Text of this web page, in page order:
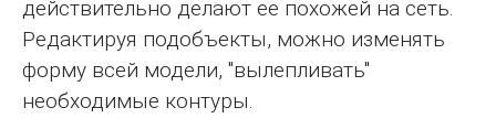
действительно делают ее похожей на сеть.
Редактируя подобъекты, можно изменять
форму всей модели, "вылепливать"
необходимые контуры.